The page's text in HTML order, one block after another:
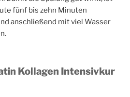
fünf bis zehn Minuten
anschließend mit viel Wasser
Kollagen Intensivkur